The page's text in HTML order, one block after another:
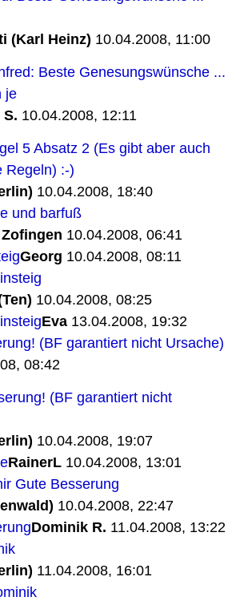
(Karl Heinz) 10.04.2008, 11:00
Beste Genesungswünsche ...
je
10.04.2008, 12:11
5 Absatz 2 (Es gibt aber auch
Regeln) :-)
10.04.2008, 18:40
und barfuß
10.04.2008, 06:41
Georg 10.04.2008, 08:11
10.04.2008, 08:25
Eva 13.04.2008, 19:32
(BF garantiert nicht Ursache)
08:42
(BF garantiert nicht
10.04.2008, 19:07
RainerL 10.04.2008, 13:01
Gute Besserung
10.04.2008, 22:47
Dominik R. 11.04.2008, 13:22
11.04.2008, 16:01